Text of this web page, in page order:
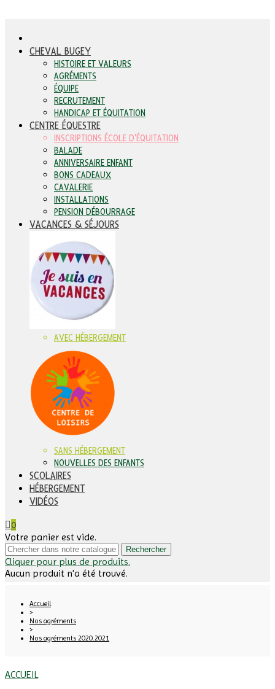
CHEVAL BUGEY
HISTOIRE ET VALEURS
AGRÉMENTS
ÉQUIPE
RECRUTEMENT
HANDICAP ET ÉQUITATION
CENTRE ÉQUESTRE
INSCRIPTIONS ÉCOLE D'ÉQUITATION
BALADE
ANNIVERSAIRE ENFANT
BONS CADEAUX
CAVALERIE
INSTALLATIONS
PENSION DÉBOURRAGE
VACANCES & SÉJOURS
AVEC HÉBERGEMENT
SANS HÉBERGEMENT
NOUVELLES DES ENFANTS
SCOLAIRES
HÉBERGEMENT
VIDÉOS
0
Votre panier est vide.
Rechercher
Cliquer pour plus de produits.
Aucun produit n'a été trouvé.
Accueil
>
Nos agréments
>
Nos agréments 2020.2021
ACCUEIL